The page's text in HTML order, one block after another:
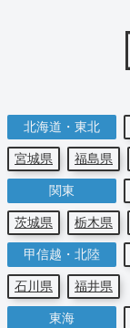
北海道・東北
宮城県
福島県
関東
茨城県
栃木県
甲信越・北陸
石川県
福井県
東海